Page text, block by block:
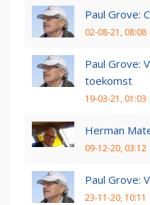
Paul Grove:
02-08-21, 08:08
Paul Grove:
toekomst
19-03-21, 01:03
Herman
09-12-20, 03:12
Paul Grove:
23-11-20, 10:11